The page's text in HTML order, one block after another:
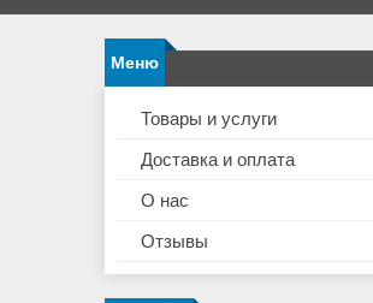
Товары и услуги
Доставка и оплата
О нас
Отзывы